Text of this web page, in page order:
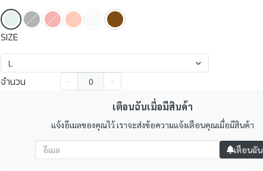
SIZE
L
จำนวน
เตือนฉันเมื่อมีสินค้า
แจ้งอีเมลของคุณไว้ เราจะส่งข้อความแจ้งเตือนคุณเมื่อมีสินค้า
เตือนฉัน